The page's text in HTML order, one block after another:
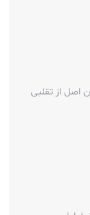
اصل از تقلبی